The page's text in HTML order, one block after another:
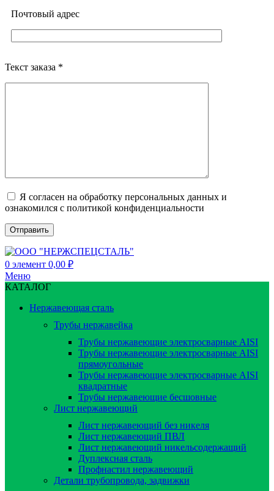
Почтовый адреc
Текст заказа *
Я согласен на обработку персональных данных и
ознакомился с политикой конфиденциальности
0 элемент 0,00 ₽
Меню
КАТАЛОГ
Нержавеющая сталь
Трубы нержавейка
Трубы нержавеющие электросварные AISI
Трубы нержавеющие электросварные AISI
прямоугольные
Трубы нержавеющие электросварные AISI
квадратные
Трубы нержавеющие бесшовные
Лист нержавеющий
Лист нержавеющий без никеля
Лист нержавеющий ПВЛ
Лист нержавеющий никельсодержащий
Дуплексная сталь
Профнастил нержавеющий
Детали трубопровода, задвижки